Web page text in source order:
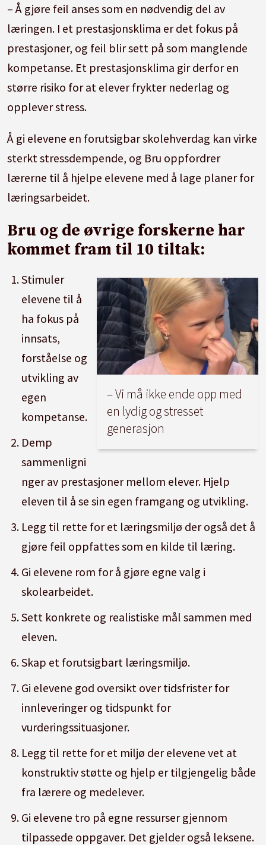
– Å gjøre feil anses som en nødvendig del av
læringen. I et prestasjonsklima er det fokus på
prestasjoner, og feil blir sett på som manglende
kompetanse. Et prestasjonsklima gir derfor en
større risiko for at elever frykter nederlag og
opplever stress.
Å gi elevene en forutsigbar skolehverdag kan virke
sterkt stressdempende, og Bru oppfordrer
lærerne til å hjelpe elevene med å lage planer for
læringsarbeidet.
Bru og de øvrige forskerne har
kommet fram til 10 tiltak:
– Vi må ikke ende opp med
en lydig og stresset
generasjon
Stimuler
elevene til å
ha fokus på
innsats,
forståelse og
utvikling av
egen
kompetanse.
Demp
sammenligni
nger av prestasjoner mellom elever. Hjelp
eleven til å se sin egen framgang og utvikling.
Legg til rette for et læringsmiljø der også det å
gjøre feil oppfattes som en kilde til læring.
Gi elevene rom for å gjøre egne valg i
skolearbeidet.
Sett konkrete og realistiske mål sammen med
eleven.
Skap et forutsigbart læringsmiljø.
Gi elevene god oversikt over tidsfrister for
innleveringer og tidspunkt for
vurderingssituasjoner.
Legg til rette for et miljø der elevene vet at
konstruktiv støtte og hjelp er tilgjengelig både
fra lærere og medelever.
Gi elevene tro på egne ressurser gjennom
tilpassede oppgaver. Det gjelder også leksene.